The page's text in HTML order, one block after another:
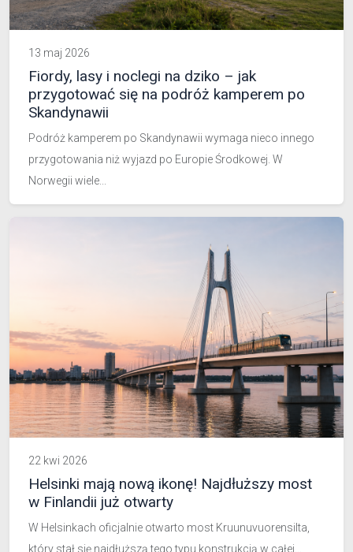
13 maj 2026
Fiordy, lasy i noclegi na dziko – jak
przygotować się na podróż kamperem po
Skandynawii
Podróż kamperem po Skandynawii wymaga nieco innego
przygotowania niż wyjazd po Europie Środkowej. W
Norwegii wiele...
22 kwi 2026
Helsinki mają nową ikonę! Najdłuższy most
w Finlandii już otwarty
W Helsinkach oficjalnie otwarto most Kruunuvuorensilta,
który stał się najdłuższą tego typu konstrukcją w całej...